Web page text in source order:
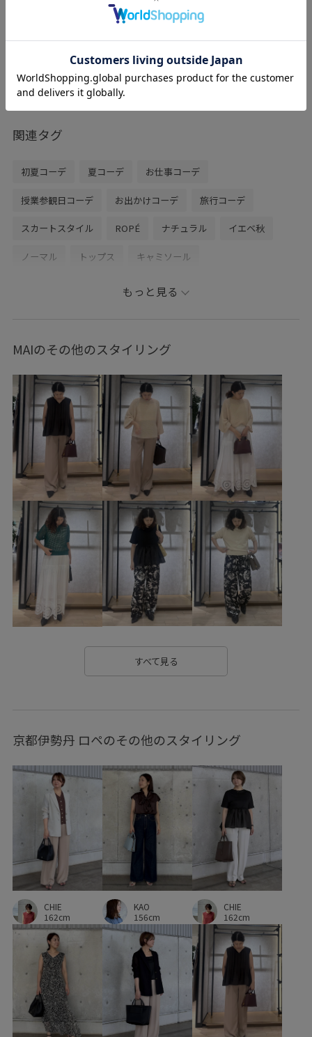
普段使いから通勤、小旅行まで幅広く活用
できてショルダーベルト付きなので肩掛
け、斜め掛けの出来る2WAY使用の万能バ
関連タグ
初夏コーデ 夏コーデ お仕事コーデ
授業参観日コーデ お出かけコーデ 旅行コーデ
スカートスタイル ROPÉ ナチュラル イエベ秋
ノーマル トップス キャミソール
ノーカラージャケット
26SS_ROPÉ GG coolstyle 03
ROPÉ_RECOMMEND BOTTOMS ROPÉ_おすすめインナー
ROPÉ_オフィスカジュアル ROPÉ_リネンアイテム
ROPÉ_名品 Vネック きちんと感 きれいめ
さっと羽織れる さらっとした肌触り さらっと着れる
さらりとした ウエストがゴム エレガント オフィス
カジュアル カジュアルすぎない カットソー
カットソー素材 カーディガン コットン コットン糸
サテン シアー シアー感 シアー素材 シャツ
シャープ シンプル ジャケット スタイルアップ
デザイン性
ニット ニット素材 ハイウエスト
パンツにもスカートにも パンプス フォーマル
フラットシューズ フレアなシルエット フレアシルエット
フレアスカート フレンチスリーブ ブラウス
ベーシック ペチコート ボリューム感 リネン
リネン素材 レーヨン混 上品 伸縮性
低身長向け 光沢感 冷房対策 合わせやすい
夏に大活躍 小顔効果 幅広 快適 快適な着心地
爽やか 着回しやすい 美シルエット
自宅で洗える 薄手 身体にフィット
軽量性 透け感 金ボタン
もっと見る
MAIのその他のスタイリング
すべて見る
京都伊勢丹 ロペのその他のスタイリング
CHIE
162cm
KAO
156cm
CHIE
162cm